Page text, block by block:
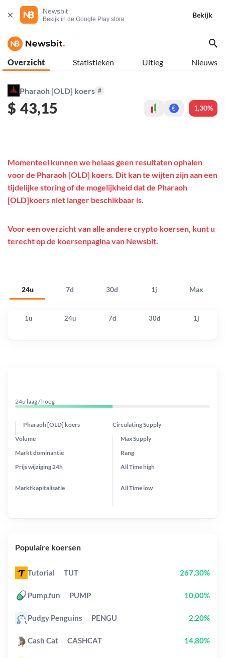
Newsbit
Bekijk in de Google Play store
Bekijk
Overzicht Statistieken Uitleg Nieuws
Pharaoh [OLD] koers #
$ 43,15 € 1,30%
24u 7d 30d 1j Max
Momenteel kunnen we helaas geen resultaten ophalen
voor de Pharaoh [OLD] koers. Dit kan te wijten zijn aan een
tijdelijke storing of de mogelijkheid dat de Pharaoh
[OLD]koers niet langer beschikbaar is.
Voor een overzicht van alle andere crypto koersen, kunt u
terecht op de koersenpaginavan Newsbit.
1u 24u 7d 30d 1j
24u laag / hoog
Pharaoh [OLD] koers Circulating Supply
Prijs wijziging 24h
Max Supply
Markt dominantie
Marktkapitalisatie
Volume
Rang
All Timehigh
All Time low
Populaire koersen
Tutorial TUT 267,30%
Pump.fun PUMP 10,00%
Pudgy Penguins PENGU 2,20%
Cash Cat CASHCAT 14,80%